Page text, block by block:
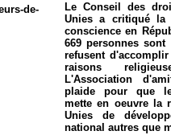
Le Conseil des
Unies a critiqué la
conscience en
669 personnes sont
refusent
raisons
L'Association
plaide pour que le
mette en oeuvre la
Unies de
national autres que